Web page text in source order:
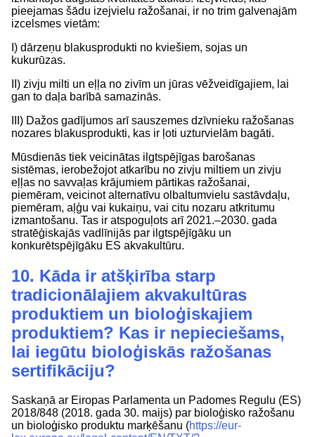
pieejamas šādu izejvielu ražošanai, ir no trim galvenajām
izcelsmes vietām:
I) dārzeņu blakusprodukti no kviešiem, sojas un
kukurūzas.
II) zivju milti un eļļa no zivīm un jūras vēžveidīgajiem, lai
gan to daļa barībā samazinās.
III) Dažos gadījumos arī sauszemes dzīvnieku ražošanas
nozares blakusprodukti, kas ir ļoti uzturvielām bagāti.
Mūsdienās tiek veicinātas ilgtspējīgas barošanas
sistēmas, ierobežojot atkarību no zivju miltiem un zivju
eļļas no savvaļas krājumiem pārtikas ražošanai,
piemēram, veicinot alternatīvu olbaltumvielu sastāvdaļu,
piemēram, aļģu vai kukaiņu, vai citu nozaru atkritumu
izmantošanu. Tas ir atspoguļots arī 2021.–2030. gada
stratēģiskajās vadlīnijās par ilgtspējīgāku un
konkurētspējīgāku ES akvakultūru.
10. Kāda ir atšķirība starp
tradicionālajiem akvakultūras
produktiem un bioloģiskajiem
produktiem? Kas ir nepieciešams,
lai iegūtu bioloģiskās ražošanas
sertifikāciju?
Saskaņā ar Eiropas Parlamenta un Padomes Regulu (ES)
2018/848 (2018. gada 30. maijs) par bioloģisko ražošanu
un bioloģisko produktu marķēšanu (https://eur-